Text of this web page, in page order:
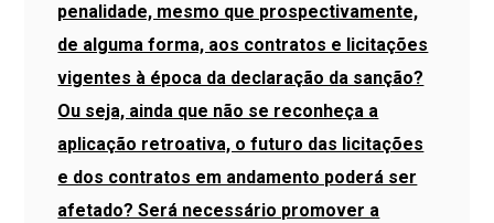
penalidade, mesmo que prospectivamente,
de alguma forma, aos contratos e licitações
vigentes à época da declaração da sanção?
Ou seja, ainda que não se reconheça a
aplicação retroativa, o futuro das licitações
e dos contratos em andamento poderá ser
afetado? Será necessário promover a